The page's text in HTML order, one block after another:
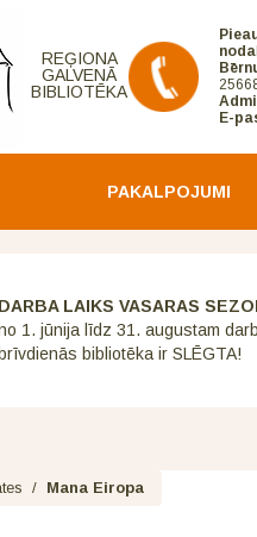
REĢIONA
GALVENĀ
BIBLIOTĒKA
E-
PAKALPOJUMI
DARBA LAIKS VASARAS
1. jūnija līdz 31. augustam
brīvdienās bibliotēka ir SLĒGTA!
/ Mana Eiropa